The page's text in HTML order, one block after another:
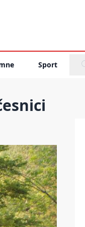
Sport